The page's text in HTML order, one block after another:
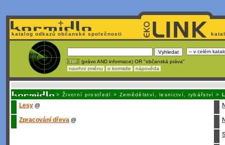
katalog odkazů občanské společnosti
! TIP : (právo AND informace) OR "občanská práva"
navrhni změnu
o kormidle nápověda
> Životní prostředí > Zemědělství, lesnictví, rybářství >
Lesy @
Zpracování dřeva @